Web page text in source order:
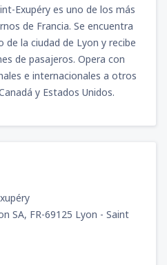
Exupéry es uno de los más
de Francia. Se encuentra
la ciudad de Lyon y recibe
de pasajeros. Opera con
e internacionales a otros
y Estados Unidos.
SA, FR-69125 Lyon - Saint